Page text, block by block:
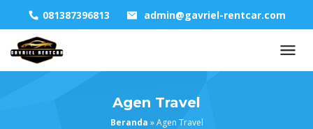
081387396813 admin@gavriel-rentcar.com
Agen Travel
Beranda »Agen Travel